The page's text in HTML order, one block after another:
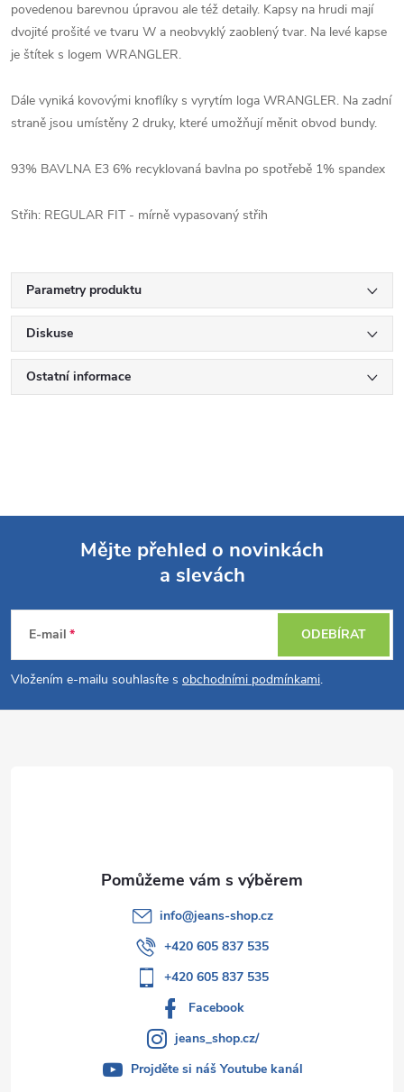
povedenou barevnou úpravou ale též detaily. Kapsy na hrudi mají
dvojité prošité ve tvaru W a neobvyklý zaoblený tvar. Na levé kapse
je štítek s logem WRANGLER.
Dále vyniká kovovými knoflíky s vyrytím loga WRANGLER. Na zadní
straně jsou umístěny 2 druky, které umožňují měnit obvod bundy.
93% BAVLNA E3 6% recyklovaná bavlna po spotřebě 1% spandex
Střih: REGULAR FIT - mírně vypasovaný střih
Parametry produktu
Diskuse
Ostatní informace
p
a
Mějte přehled o novinkách
a slevách
E-mail
Vložením e-mailu souhlasíte s obchodními podmínkami.
ODEBÍRAT
info@jeans-shop.cz
+420 605 837 535
+420 605 837 535
Facebook
jeans_shop.cz/
Projděte si náš Youtube kanál